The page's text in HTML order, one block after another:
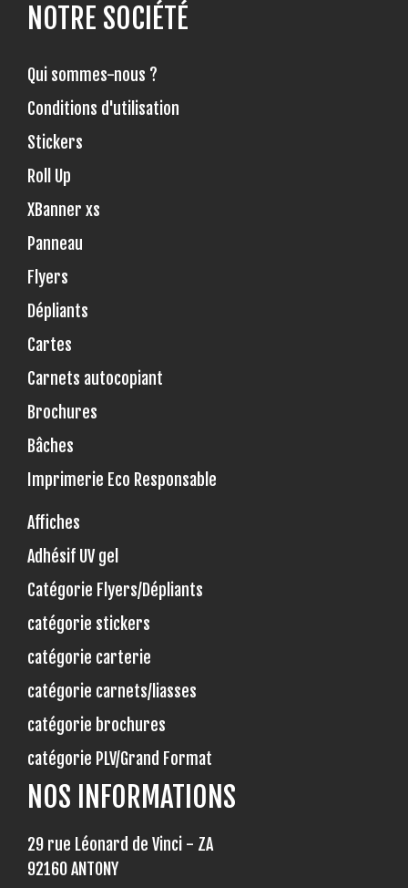
NOTRE SOCIÉTÉ
Qui sommes-nous ?
Conditions d'utilisation
Stickers
Roll Up
XBanner xs
Panneau
Flyers
Dépliants
Cartes
Carnets autocopiant
Brochures
Bâches
Imprimerie Eco Responsable
Affiches
Adhésif UV gel
Catégorie Flyers/Dépliants
catégorie stickers
catégorie carterie
catégorie carnets/liasses
catégorie brochures
catégorie PLV/Grand Format
NOS INFORMATIONS
29 rue Léonard de Vinci - ZA
92160 ANTONY